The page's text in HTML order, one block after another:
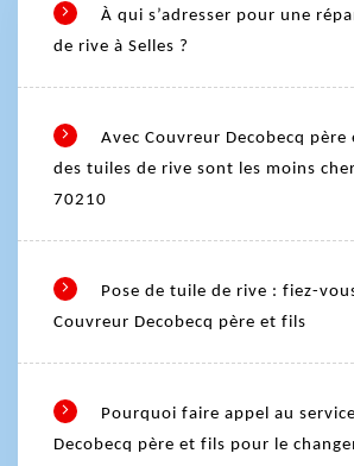
À qui s’adresser pour une
de rive à Selles ?
Avec Couvreur Decobecq
des tuiles de rive sont les moins
70210
Pose de tuile de rive : fiez-
Couvreur Decobecq père et fils
Pourquoi faire appel au
Decobecq père et fils pour le